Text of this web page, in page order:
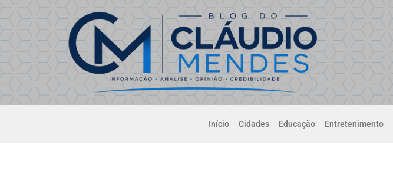
Início Cidades Educação Entretenimento